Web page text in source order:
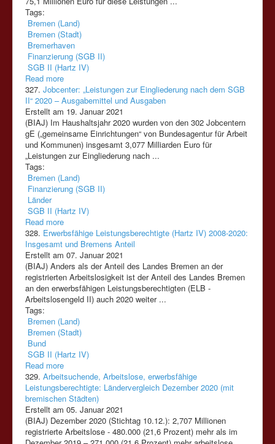
Tags:
Bremen (Land)
Bremen (Stadt)
Bremerhaven
Finanzierung (SGB II)
SGB II (Hartz IV)
Read more
327. Jobcenter: „Leistungen zur Eingliederung nach dem SGB
II“ 2020 – Ausgabemittel und Ausgaben
Erstellt am 19. Januar 2021
(BIAJ) Im Haushaltsjahr 2020 wurden von den 302 Jobcentern
gE („gemeinsame Einrichtungen“ von Bundesagentur für Arbeit
und Kommunen) insgesamt 3,077 Milliarden Euro für
„Leistungen zur Eingliederung nach ...
Tags:
Bremen (Land)
Finanzierung (SGB II)
Länder
SGB II (Hartz IV)
Read more
328. Erwerbsfähige Leistungsberechtigte (Hartz IV) 2008-2020:
Insgesamt und Bremens Anteil
Erstellt am 07. Januar 2021
(BIAJ) Anders als der Anteil des Landes Bremen an der
registrierten Arbeitslosigkeit ist der Anteil des Landes Bremen
an den erwerbsfähigen Leistungsberechtigten (ELB -
Arbeitslosengeld II) auch 2020 weiter ...
Tags:
Bremen (Land)
Bremen (Stadt)
Bund
SGB II (Hartz IV)
Read more
329. Arbeitsuchende, Arbeitslose, erwerbsfähige
Leistungsberechtigte: Ländervergleich Dezember 2020 (mit
bremischen Städten)
Erstellt am 05. Januar 2021
(BIAJ) Dezember 2020 (Stichtag 10.12.): 2,707 Millionen
registrierte Arbeitslose - 480.000 (21,6 Prozent) mehr als im